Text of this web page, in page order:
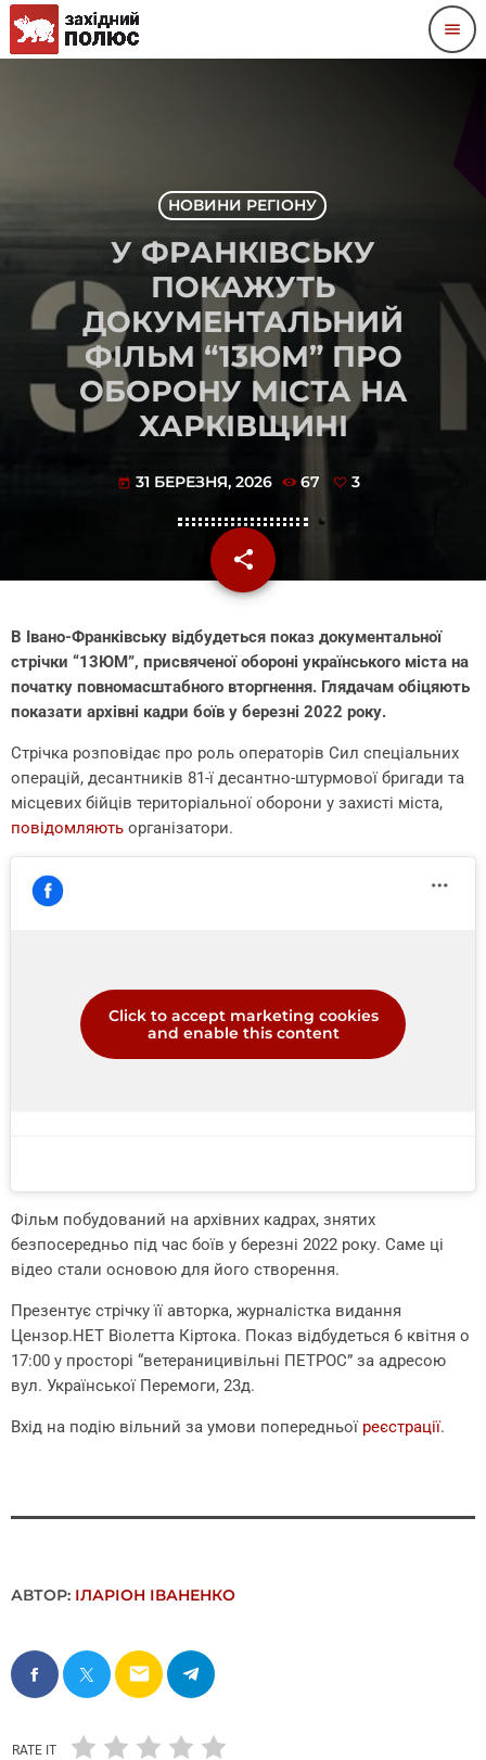
menu
НОВИНИ РЕГІОНУ
У ФРАНКІВСЬКУ
ПОКАЖУТЬ
ДОКУМЕНТАЛЬНИЙ
ФІЛЬМ “13ЮМ” ПРО
ОБОРОНУ МІСТА НА
ХАРКІВЩИНІ
today 31 БЕРЕЗНЯ, 2026 67 3
share
email
В Івано-Франківську відбудеться показ документальної
стрічки “13ЮМ”, присвяченої обороні українського міста на
початку повномасштабного вторгнення. Глядачам обіцяють
показати архівні кадри боїв у березні 2022 року.
Стрічка розповідає про роль операторів Сил спеціальних
операцій, десантників 81-ї десантно-штурмової бригади та
місцевих бійців територіальної оборони у захисті міста,
повідомляють організатори.
Click to accept marketing cookies
and enable this content
Фільм побудований на архівних кадрах, знятих
безпосередньо під час боїв у березні 2022 року. Саме ці
відео стали основою для його створення.
Презентує стрічку її авторка, журналістка видання
Цензор.НЕТ Віолетта Кіртока. Показ відбудеться 6 квітня о
17:00 у просторі “ветераницивільні ПЕТРОС” за адресою
вул. Української Перемоги, 23д.
Вхід на подію вільний за умови попередньої реєстрації.
АВТОР: ІЛАРІОН ІВАНЕНКО
email
RATE IT